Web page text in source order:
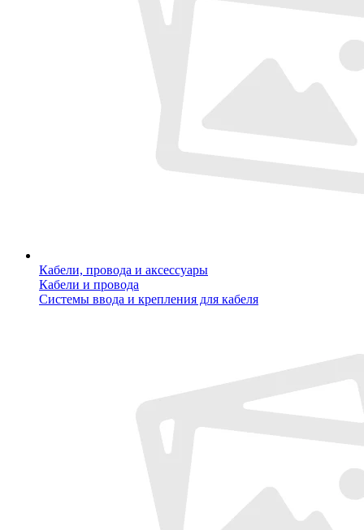
Кабели, провода и аксессуары
Кабели и провода
Системы ввода и крепления для кабеля